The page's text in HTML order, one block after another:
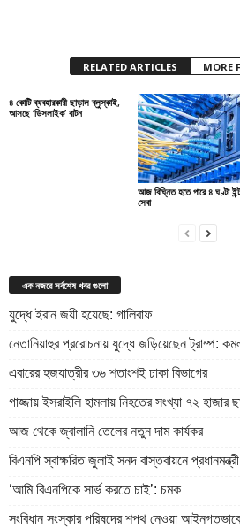
RELATED ARTICLES MORE
৪ কোটি ব্যবহারকারী ছাড়াল ব্লুস্কাই,
আসছে ‘ডিসলাইক’ বাটন
আজ বিঘ্নিত হতে পারে ৪ ঘণ্টা
সেবা
এক নজরে সর্বশেষ খবর গুলো
যুদ্ধে ইরান জয়ী হয়েছে: গালিবাফ
নেতানিয়াহুর প্ররোচনায় যুদ্ধে জড়িয়েছেন ট্রাম্প:
এবারের হজযাত্রীর ৩৬ শতাংশই ঢাকা বিভাগের
গাজ্জায় ইসরাইলি হামলায় নিহতের সংখ্যা ৭২ হাজার
আজ থেকে জ্বালানি তেলের নতুন দাম কার্যকর
বিএনপি স্বাক্ষরিত জুলাই সনদ বাস্তবায়নে
‘আমি বিএনপিকে সার্ভ করতে চাই’: চমক
সংবিধান সংস্কার পরিষদের শপথ নেওয়া